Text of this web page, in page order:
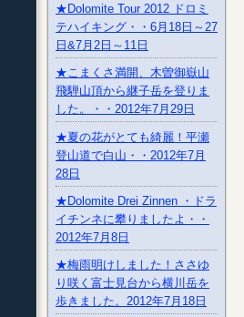
★Dolomite Tour 2012 ドロミ
テハイキング・・6月18日～27
日&7月2日～11日
★こまくさ満開、木曽御嶽山
飛騨山頂から継子岳を登りま
した。・・2012年7月29日
★夏の花がとても綺麗！平瀬
登山道で白山・・2012年7月
28日
★Dolomite Drei Zinnen ・ドラ
イチンネに攀りましたよ・・
2012年7月8日
★梅雨明けしました！ささゆ
り咲く富士見台から横川岳を
歩きました。2012年7月18日